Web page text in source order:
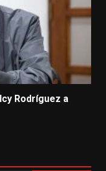
Rodríguez a